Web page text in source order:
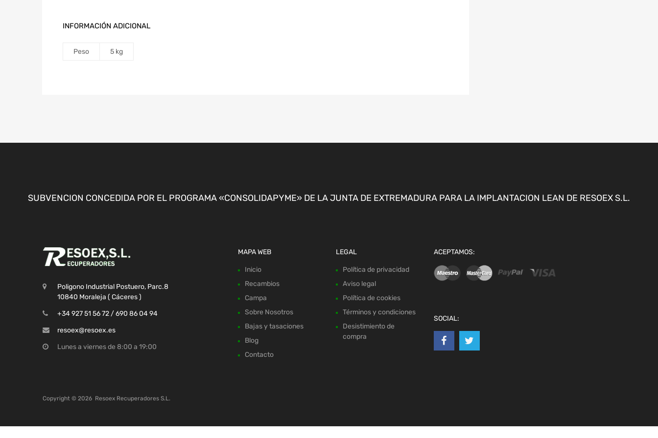
INFORMACIÓN ADICIONAL
Peso 5 kg
SUBVENCION CONCEDIDA POR EL PROGRAMA «CONSOLIDAPYME» DE LA JUNTA DE EXTREMADURA PARA LA IMPLANTACION LEAN DE RESOEX S.L.
Poligono Industrial Postuero, Parc.8
10840 Moraleja ( Cáceres )
+34 927 51 56 72 / 690 86 04 94
resoex@resoex.es
Lunes a viernes de 8:00 a 19:00
MAPA WEB
Inicio
Recambios
Campa
Sobre Nosotros
Bajas y tasaciones
Blog
Contacto
LEGAL
Política de privacidad
Aviso legal
Política de cookies
Términos y condiciones
Desistimiento de
compra
ACEPTAMOS:
SOCIAL:
Copyright © 2026 Resoex Recuperadores S.L.